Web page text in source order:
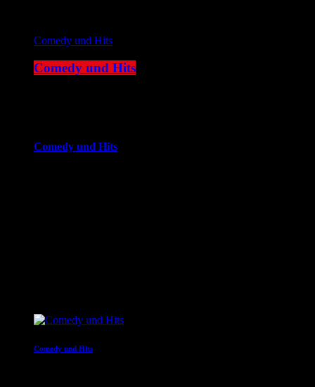
Comedy und Hits
Comedy und Hits
Comedy und Hits
Comedy und Hits